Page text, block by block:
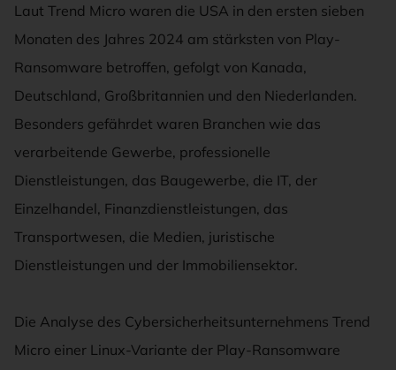
Laut Trend Micro waren die USA in den ersten sieben
Monaten des Jahres 2024 am stärksten von Play-
Ransomware betroffen, gefolgt von Kanada,
Deutschland, Großbritannien und den Niederlanden.
Besonders gefährdet waren Branchen wie das
verarbeitende Gewerbe, professionelle
Dienstleistungen, das Baugewerbe, die IT, der
Einzelhandel, Finanzdienstleistungen, das
Transportwesen, die Medien, juristische
Dienstleistungen und der Immobiliensektor.
Die Analyse des Cybersicherheitsunternehmens Trend
Micro einer Linux-Variante der Play-Ransomware